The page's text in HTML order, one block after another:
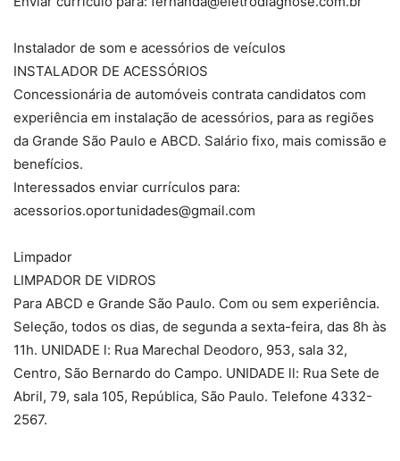
Instalador de som e acessórios de veículos
INSTALADOR DE ACESSÓRIOS
Concessionária de automóveis contrata candidatos com
experiência em instalação de acessórios, para as regiões
da Grande São Paulo e ABCD. Salário fixo, mais comissão e
benefícios.
Interessados enviar currículos para:
acessorios.oportunidades@gmail.com
Limpador
LIMPADOR DE VIDROS
Para ABCD e Grande São Paulo. Com ou sem experiência.
Seleção, todos os dias, de segunda a sexta-feira, das 8h às
11h. UNIDADE l: Rua Marechal Deodoro, 953, sala 32,
Centro, São Bernardo do Campo. UNIDADE ll: Rua Sete de
Abril, 79, sala 105, República, São Paulo. Telefone 4332-
2567.